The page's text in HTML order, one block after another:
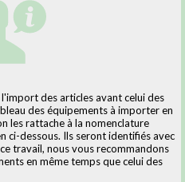
des articles avant celui des
des équipements à importer en
les rattache à la nomenclature
ci-dessous. Ils seront identifiés avec
travail, nous vous recommandons
en même temps que celui des